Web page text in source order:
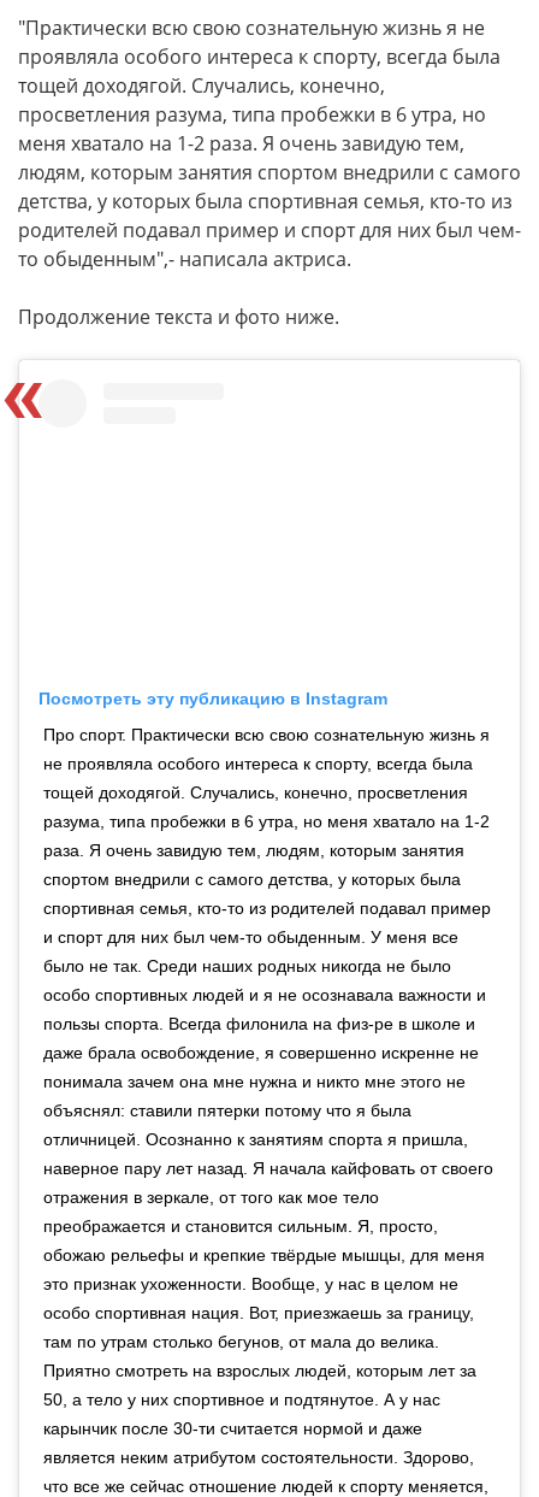
"Практически всю свою сознательную жизнь я не
проявляла особого интереса к спорту, всегда была
тощей доходягой. Случались, конечно,
просветления разума, типа пробежки в 6 утра, но
меня хватало на 1-2 раза. Я очень завидую тем,
людям, которым занятия спортом внедрили с самого
детства, у которых была спортивная семья, кто-то из
родителей подавал пример и спорт для них был чем-
то обыденным",- написала актриса.
Продолжение текста и фото ниже.
Посмотреть эту публикацию в Instagram
Про спорт. Практически всю свою сознательную жизнь я
не проявляла особого интереса к спорту, всегда была
тощей доходягой. Случались, конечно, просветления
разума, типа пробежки в 6 утра, но меня хватало на 1-2
раза. Я очень завидую тем, людям, которым занятия
спортом внедрили с самого детства, у которых была
спортивная семья, кто-то из родителей подавал пример
и спорт для них был чем-то обыденным. У меня все
было не так. Среди наших родных никогда не было
особо спортивных людей и я не осознавала важности и
пользы спорта. Всегда филонила на физ-ре в школе и
даже брала освобождение, я совершенно искренне не
понимала зачем она мне нужна и никто мне этого не
объяснял: ставили пятерки потому что я была
отличницей. Осознанно к занятиям спорта я пришла,
наверное пару лет назад. Я начала кайфовать от своего
отражения в зеркале, от того как мое тело
преображается и становится сильным. Я, просто,
обожаю рельефы и крепкие твёрдые мышцы, для меня
это признак ухоженности. Вообще, у нас в целом не
особо спортивная нация. Вот, приезжаешь за границу,
там по утрам столько бегунов, от мала до велика.
Приятно смотреть на взрослых людей, которым лет за
50, а тело у них спортивное и подтянутое. А у нас
карынчик после 30-ти считается нормой и даже
является неким атрибутом состоятельности. Здорово,
что все же сейчас отношение людей к спорту меняется,